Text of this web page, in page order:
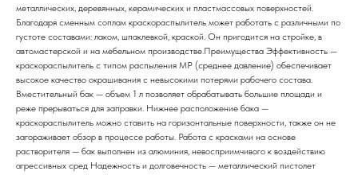
металлических, деревянных, керамических и пластмассовых поверхностей.
Благодаря сменным соплам краскораспылитель может работать с различными по
густоте составами: лаком, шпаклевкой, краской. Он пригодится на стройке, в
автомастерской и на мебельном производстве.Преимущества Эффективность —
краскораспылитель с типом распыления MP (среднее давление) обеспечивает
высокое качество окрашивания с невысокими потерями рабочего состава.
Вместительный бак — объем 1 л позволяет обрабатывать большие площади и
реже прерываться для заправки. Нижнее расположение бака —
краскораспылитель можно ставить на горизонтальные поверхности, также он не
загораживает обзор в процессе работы. Работа с красками на основе
растворителя — бак выполнен из алюминия, невосприимчивого к воздействию
агрессивных сред Надежность и долговечность — металлический пистолет